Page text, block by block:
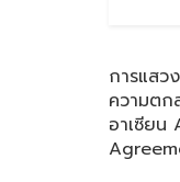
การแสว
ความตก
อาเซียน